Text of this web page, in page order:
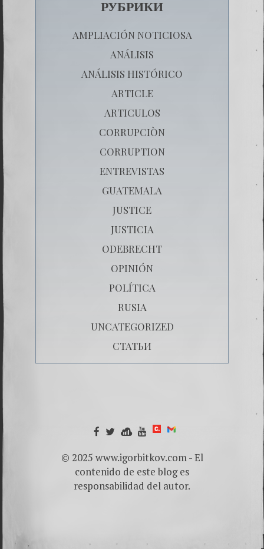
РУБРИКИ
AMPLIACIÓN NOTICIOSA
ANÁLISIS
ANÁLISIS HISTÓRICO
ARTICLE
ARTICULOS
CORRUPCIÒN
CORRUPTION
ENTREVISTAS
GUATEMALA
JUSTICE
JUSTICIA
ODEBRECHT
OPINIÓN
POLÍTICA
RUSIA
UNCATEGORIZED
СТАТЬИ
© 2025 www.igorbitkov.com - El
contenido de este blog es
responsabilidad del autor.